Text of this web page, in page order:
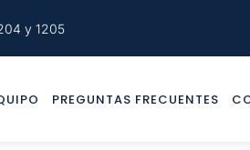
y 1205
PREGUNTAS FRECUENTES